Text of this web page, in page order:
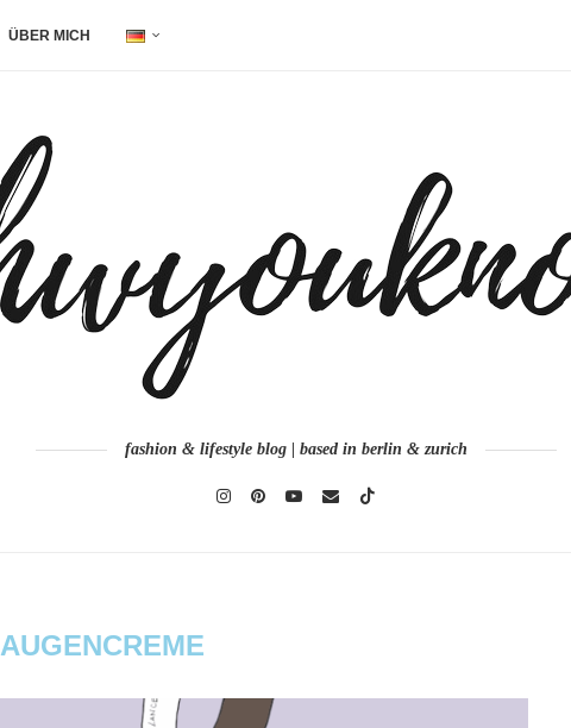
ÜBER MICH
fashion & lifestyle blog | based in berlin & zurich
AUGENCREME